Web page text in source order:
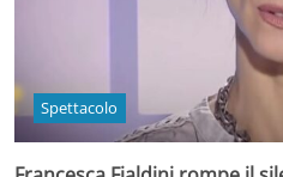
Spettacolo